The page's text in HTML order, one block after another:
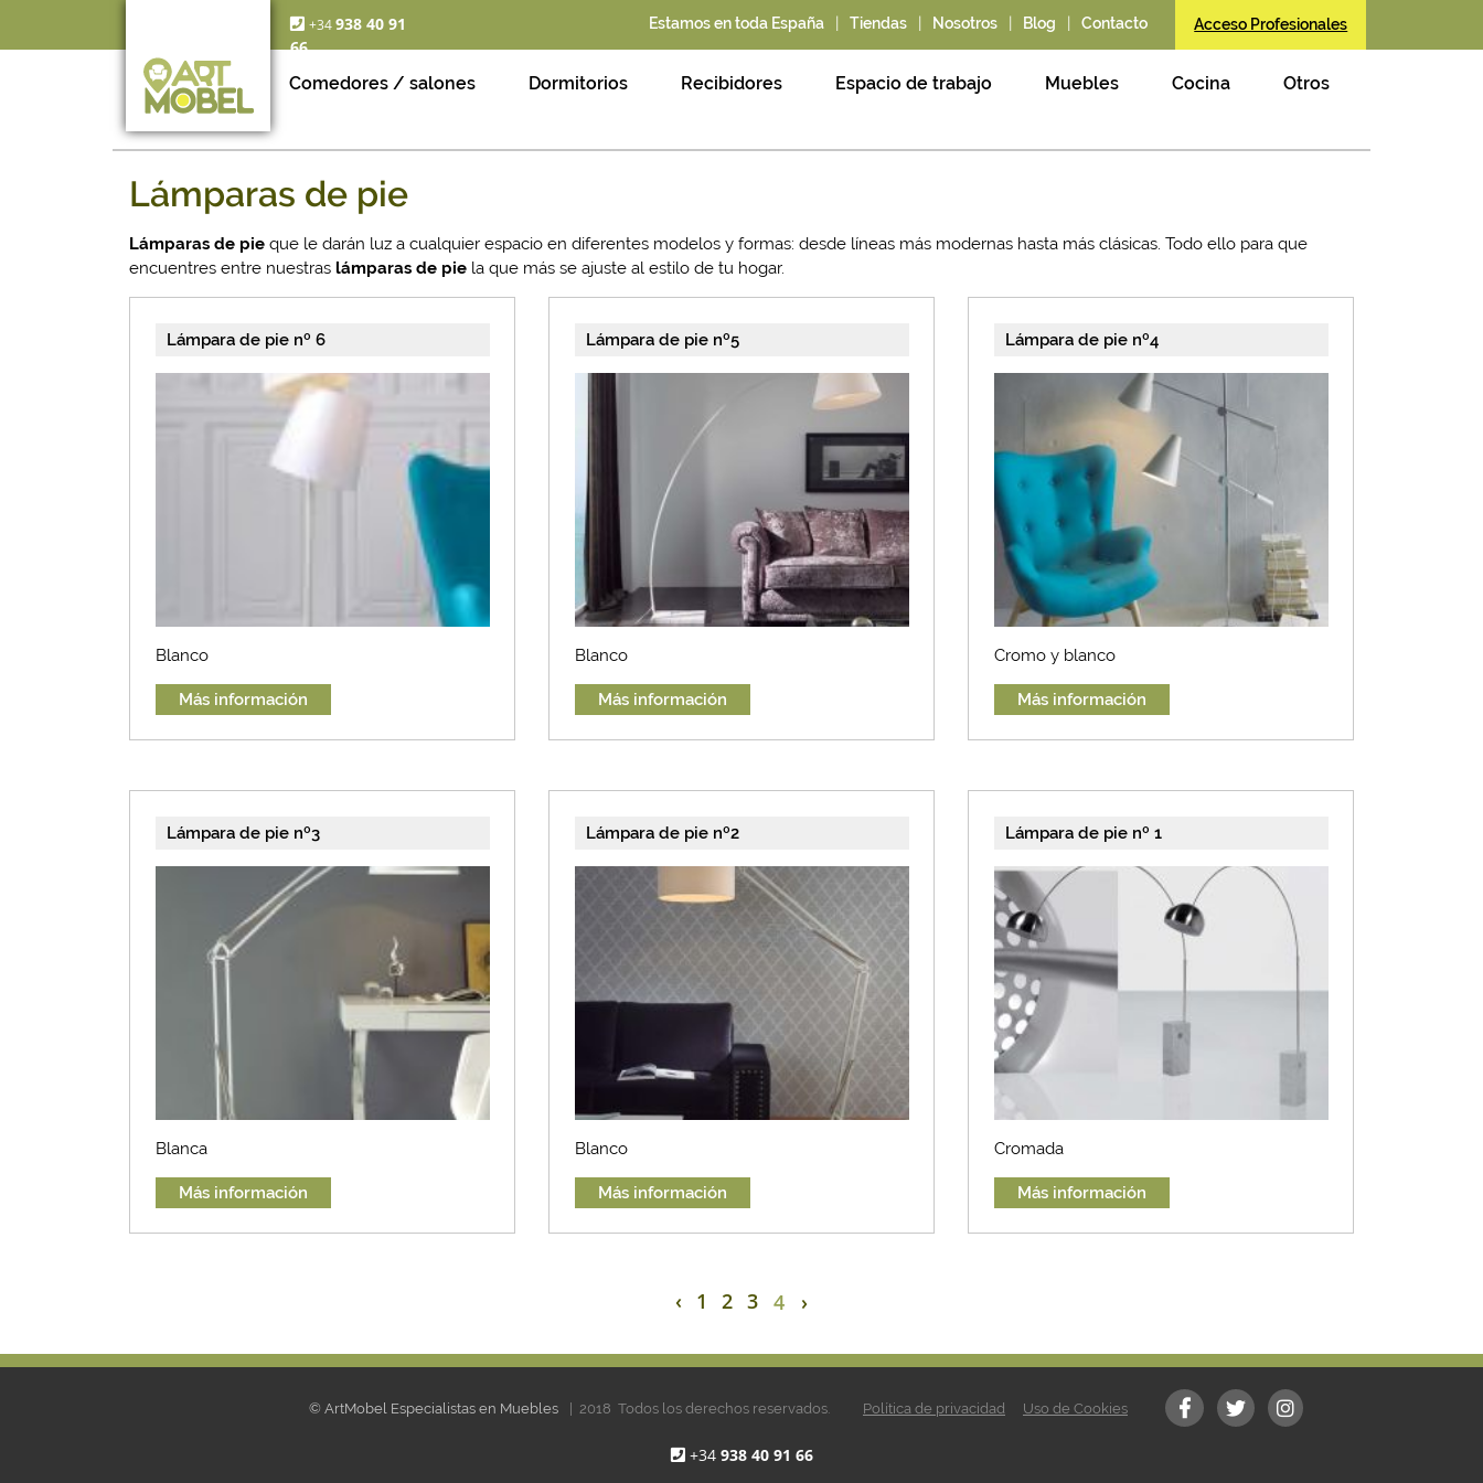
+34938 40 91
66
Estamos en toda España Tiendas Nosotros Blog Contacto Acceso Profesionales
Comedores / salones Dormitorios Recibidores Espacio de trabajo Muebles Cocina Otros
Lámparas de pie
Lámparas de pie que le darán luz a cualquier espacio en diferentes modelos y formas: desde líneas más modernas hasta más clásicas. Todo ello para que
encuentres entre nuestras lámparas de pie la que más se ajuste al estilo de tu hogar.
Lámpara de pie nº 6
Blanco
Más información
Lámpara de pie nº5
Blanco
Más información
Lámpara de pie nº4
Cromo y blanco
Más información
Lámpara de pie nº3
Blanca
Más información
Lámpara de pie nº2
Blanco
Más información
Lámpara de pie nº 1
Cromada
Más información
‹ 1 2 3 4 ›
© ArtMobel Especialistas en Muebles | 2018 Todos los derechos reservados. Política de privacidad Uso de Cookies
+34 938 40 91 66